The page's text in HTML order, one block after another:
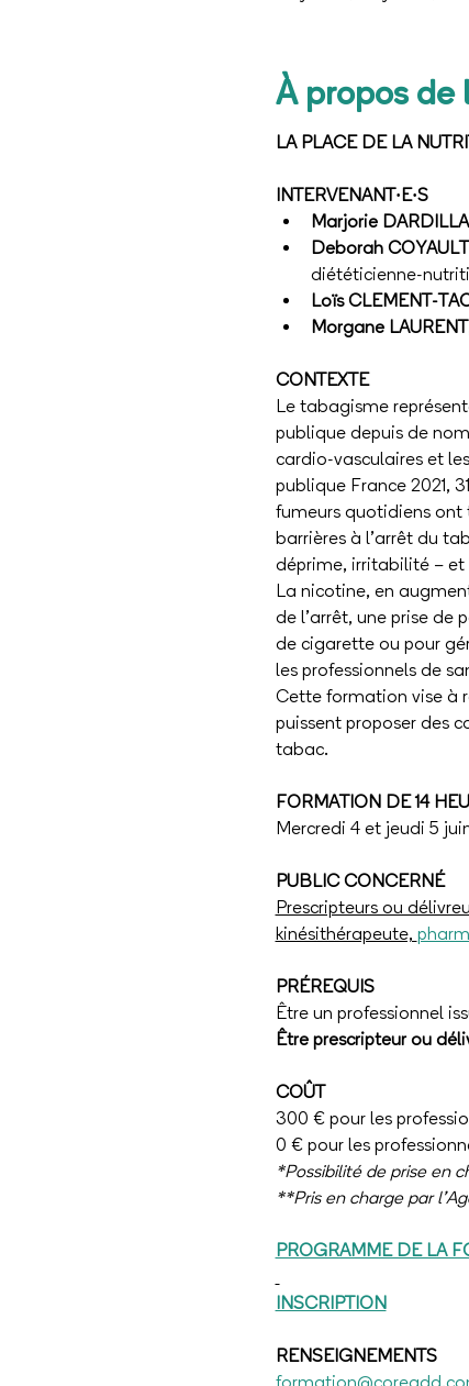
À propos
LA PLACE DE LA
INTERVENANT·E·S
Marjorie
Deborah
diététicienne-
Loïs CLEMENT-
Morgane LAURENT
CONTEXTE
Le tabagisme
publique depuis de
cardio-vasculaires et
publique France 2021,
fumeurs quotidiens ont
barrières à l’arrêt du
déprime, irritabilité – et
La nicotine, en
de l’arrêt, une prise de
de cigarette ou pour
les professionnels de
Cette formation vise à
puissent proposer des
tabac.
FORMATION DE 14
Mercredi 4 et jeudi 5
PUBLIC CONCERNÉ
Prescripteurs ou
kinésithérapeute,
PRÉREQUIS
Être un professionnel
Être prescripteur ou
COÛT
300 € pour les
0 € pour les
*Possibilité de prise en
**Pris en charge par
PROGRAMME DE LA
INSCRIPTION
RENSEIGNEMENTS